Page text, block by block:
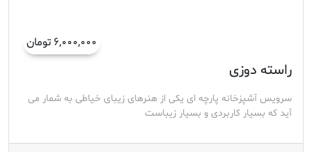
۶,۰۰۰,۰۰۰ تومان
راسته دوزی
سرویس آشپزخانه پارچه ای یکی از هنرهای زیبای خیاطی به شمار می
آید که بسیار کاربردی و بسیار زیباست